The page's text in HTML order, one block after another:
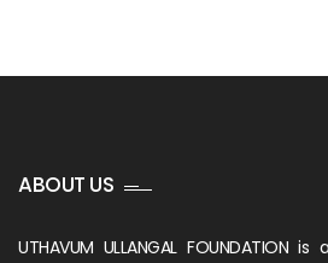
ABOUT US
UTHAVUM ULLANGAL FOUNDATION